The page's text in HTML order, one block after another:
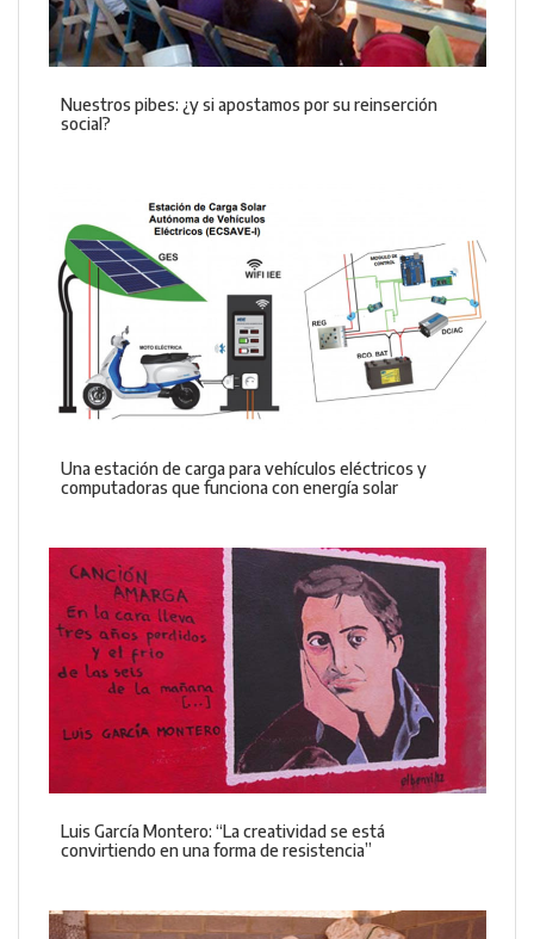
Nuestros pibes: ¿y si apostamos por su reinserción
social?
Una estación de carga para vehículos eléctricos y
computadoras que funciona con energía solar
Luis García Montero: “La creatividad se está
convirtiendo en una forma de resistencia”